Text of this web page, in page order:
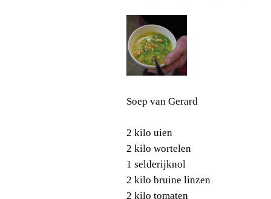
Soep van Gerard
2 kilo uien
2 kilo wortelen
1 selderijknol
2 kilo bruine linzen
2 kilo tomaten